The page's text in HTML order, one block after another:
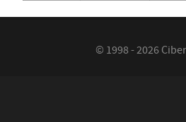
© 1998 - 2026